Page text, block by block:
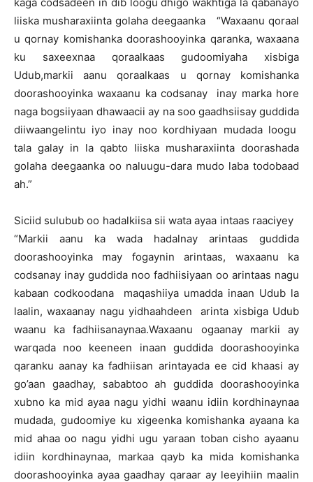
liiska musharaxiinta golaha deegaanka “Waxaanu qoraal
u qornay komishanka doorashooyinka qaranka, waxaana
ku saxeexnaa qoraalkaas gudoomiyaha xisbiga
Udub,markii aanu qoraalkaas u qornay komishanka
doorashooyinka waxaanu ka codsanay inay marka hore
naga bogsiiyaan dhawaacii ay na soo gaadhsiisay guddida
diiwaangelintu iyo inay noo kordhiyaan mudada loogu
tala galay in la qabto liiska musharaxiinta doorashada
golaha deegaanka oo naluugu-dara mudo laba todobaad
ah.”
Siciid sulubub oo hadalkiisa sii wata ayaa intaas raaciyey
“Markii aanu ka wada hadalnay arintaas guddida
doorashooyinka may fogaynin arintaas, waxaanu ka
codsanay inay guddida noo fadhiisiyaan oo arintaas nagu
kabaan codkoodana maqashiiya umadda inaan Udub la
laalin, waxaanay nagu yidhaahdeen arinta xisbiga Udub
waanu ka fadhiisanaynaa.Waxaanu ogaanay markii ay
warqada noo keeneen inaan guddida doorashooyinka
qaranku aanay ka fadhiisan arintayada ee cid khaasi ay
go’aan gaadhay, sababtoo ah guddida doorashooyinka
xubno ka mid ayaa nagu yidhi waanu idiin kordhinaynaa
mudada, gudoomiye ku xigeenka komishanka ayaana ka
mid ahaa oo nagu yidhi ugu yaraan toban cisho ayaanu
idiin kordhinaynaa, markaa qayb ka mida komishanka
doorashooyinka ayaa gaadhay qaraar ay leeyihiin maalin